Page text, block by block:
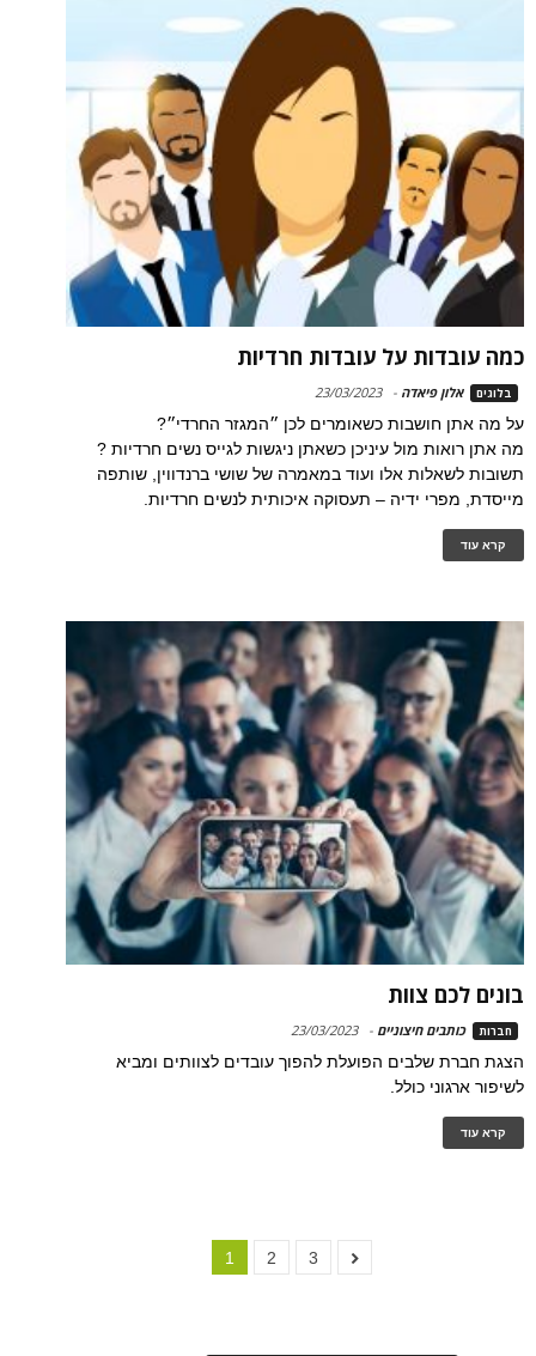
כמה עובדות על עובדות חרדיות
בלוגים אלון פיאדה -
23/03/2023
על מה אתן חושבות כשאומרים לכן ״המגזר החרדי״?
מה אתן רואות מול עיניכן כשאתן ניגשות לגייס נשים חרדיות ?
תשובות לשאלות אלו ועוד במאמרה של שושי ברנדווין, שותפה
מייסדת, מפרי ידיה – תעסוקה איכותית לנשים חרדיות.
קרא עוד
בונים לכם צוות
חברות כותבים חיצוניים -
23/03/2023
הצגת חברת שלבים הפועלת להפוך עובדים לצוותים ומביא
לשיפור ארגוני כולל.
קרא עוד
1 2 3